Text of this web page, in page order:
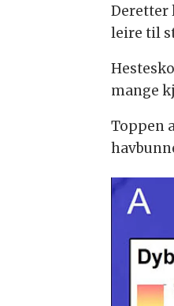
Deretter
leire til
mange
Toppen